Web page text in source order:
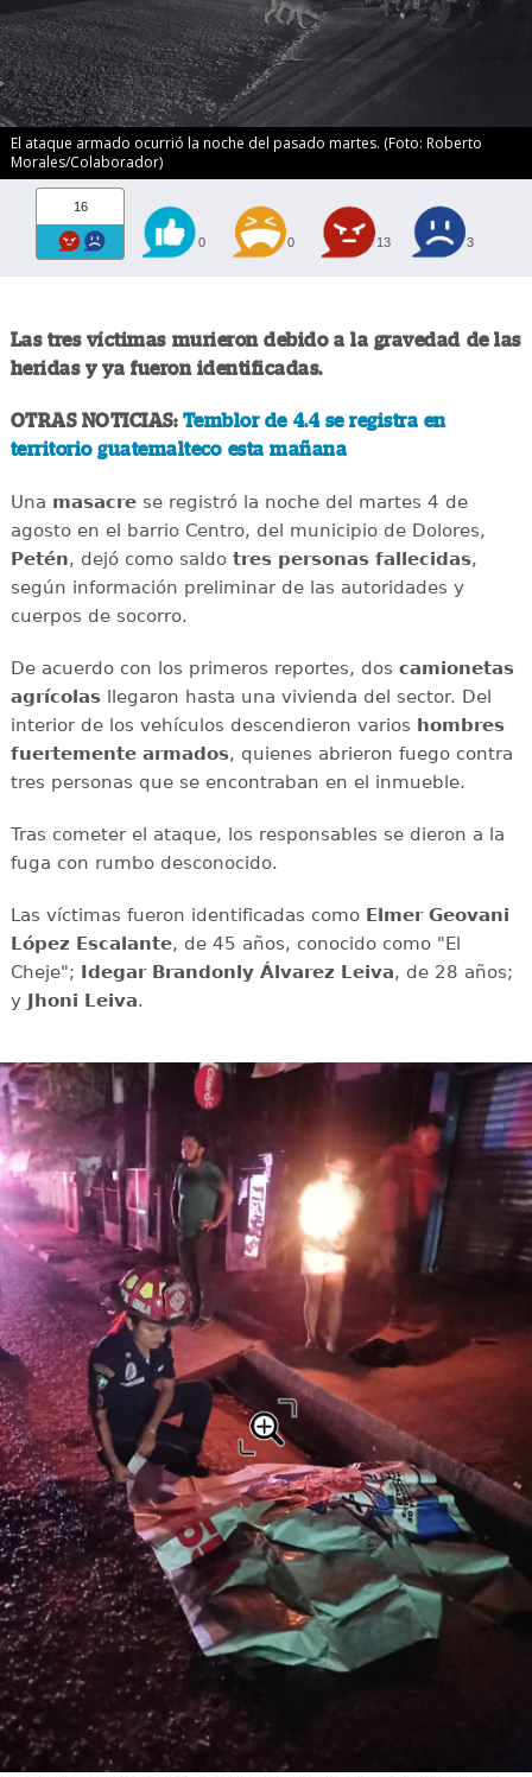
El ataque armado ocurrió la noche del pasado martes. (Foto: Roberto
Morales/Colaborador)
16
0 0 13 3
Las tres víctimas murieron debido a la gravedad de las
heridas y ya fueron identificadas.
OTRAS NOTICIAS: Temblor de 4.4 se registra en
territorio guatemalteco esta mañana
Una masacrese registró la noche del martes 4 de
agosto en el barrio Centro, del municipio de Dolores,
Petén, dejó como saldo tres personas fallecidas,
según información preliminar de las autoridades y
cuerpos de socorro.
De acuerdo con los primeros reportes, dos camionetas
agrícolasllegaron hasta una vivienda del sector. Del
interior de los vehículos descendieron varios hombres
fuertemente armados, quienes abrieron fuego contra
tres personas que se encontraban en el inmueble.
Tras cometer el ataque, los responsables se dieron a la
fuga con rumbo desconocido.
Las víctimas fueron identificadas como Elmer Geovani
López Escalante, de 45 años, conocido como "El
Cheje"; Idegar Brandonly Álvarez Leiva, de 28 años;
y Jhoni Leiva.